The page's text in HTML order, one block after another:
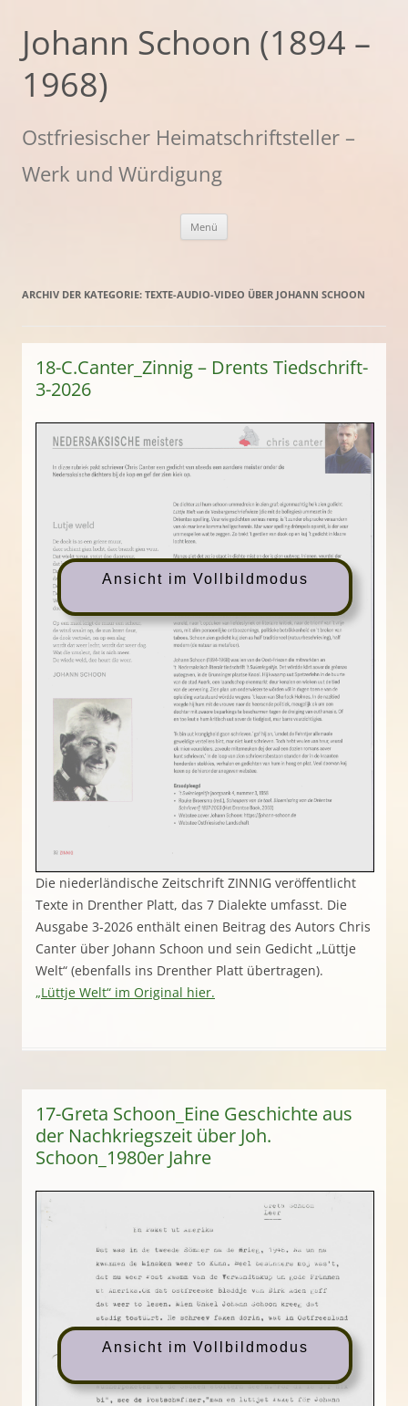
springen
Johann Schoon (1894 –
1968)
Ostfriesischer Heimatschriftsteller –
Werk und Würdigung
Menü
ARCHIV DER KATEGORIE: TEXTE-AUDIO-VIDEO ÜBER JOHANN SCHOON
18-C.Canter_Zinnig – Drents Tiedschrift-
3-2026
Ansicht im Vollbildmodus
Die niederländische Zeitschrift ZINNIG veröffentlicht
Texte in Drenther Platt, das 7 Dialekte umfasst. Die
Ausgabe 3-2026 enthält einen Beitrag des Autors Chris
Canter über Johann Schoon und sein Gedicht „Lüttje
Welt“ (ebenfalls ins Drenther Platt übertragen).
„Lüttje Welt“ im Original hier.
17-Greta Schoon_Eine Geschichte aus
der Nachkriegszeit über Joh.
Schoon_1980er Jahre
Ansicht im Vollbildmodus